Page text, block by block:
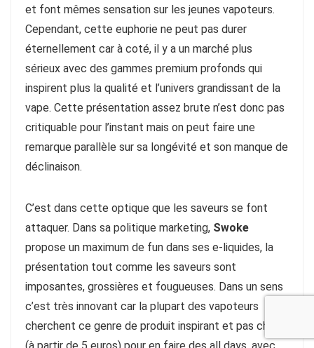
et font mêmes sensation sur les jeunes vapoteurs.
Cependant, cette euphorie ne peut pas durer
éternellement car à coté, il y a un marché plus
sérieux avec des gammes premium profonds qui
inspirent plus la qualité et l’univers grandissant de la
vape. Cette présentation assez brute n’est donc pas
critiquable pour l’instant mais on peut faire une
remarque parallèle sur sa longévité et son manque de
déclinaison.
C’est dans cette optique que les saveurs se font
attaquer. Dans sa politique marketing, Swoke
propose un maximum de fun dans ses e-liquides, la
présentation tout comme les saveurs sont
imposantes, grossières et fougueuses. Dans un sens
c’est très innovant car la plupart des vapoteurs
cherchent ce genre de produit inspirant et pas cher